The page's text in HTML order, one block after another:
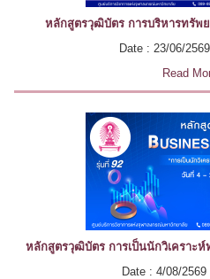
หลักสูตรวุฒิบัตร การบริหารทรัพ
Date : 23/06/
Read
หลักสูตรวุฒิบัตร การเป็นนักวิเคราะห์
Date : 4/08/